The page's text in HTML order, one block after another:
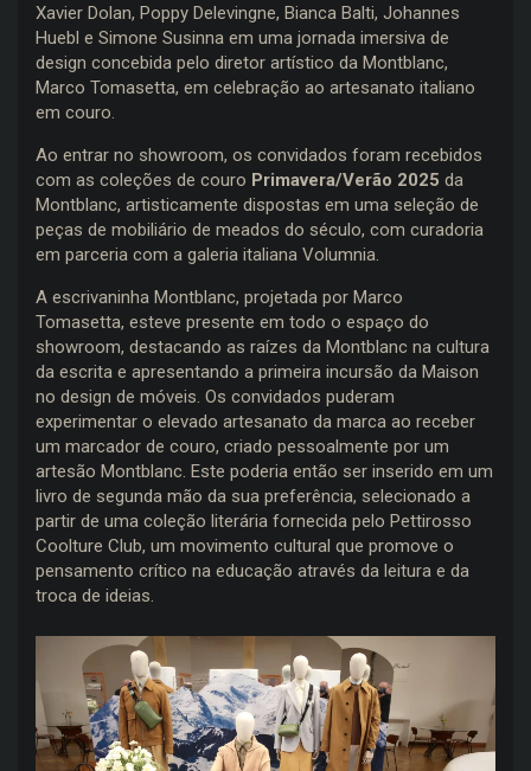
Xavier Dolan, Poppy Delevingne, Bianca Balti, Johannes
Huebl e Simone Susinna em uma jornada imersiva de
design concebida pelo diretor artístico da Montblanc,
Marco Tomasetta, em celebração ao artesanato italiano
em couro.
Ao entrar no showroom, os convidados foram recebidos
com as coleções de couro Primavera/Verão 2025 da
Montblanc, artisticamente dispostas em uma seleção de
peças de mobiliário de meados do século, com curadoria
em parceria com a galeria italiana Volumnia.
A escrivaninha Montblanc, projetada por Marco
Tomasetta, esteve presente em todo o espaço do
showroom, destacando as raízes da Montblanc na cultura
da escrita e apresentando a primeira incursão da Maison
no design de móveis. Os convidados puderam
experimentar o elevado artesanato da marca ao receber
um marcador de couro, criado pessoalmente por um
artesão Montblanc. Este poderia então ser inserido em um
livro de segunda mão da sua preferência, selecionado a
partir de uma coleção literária fornecida pelo Pettirosso
Coolture Club, um movimento cultural que promove o
pensamento crítico na educação através da leitura e da
troca de ideias.